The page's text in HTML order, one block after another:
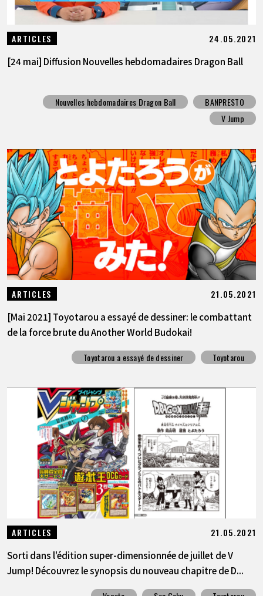
ARTICLES 24.05.2021
[24 mai] Diffusion Nouvelles hebdomadaires Dragon Ball
Nouvelles hebdomadaires Dragon Ball
BANPRESTO
V Jump
ARTICLES 21.05.2021
[Mai 2021] Toyotarou a essayé de dessiner: le combattant
de la force brute du Another World Budokai!
Toyotarou a essayé de dessiner Toyotarou
ARTICLES 21.05.2021
Sorti dans l'édition super-dimensionnée de juillet de V
Jump! Découvrez le synopsis du nouveau chapitre de D...